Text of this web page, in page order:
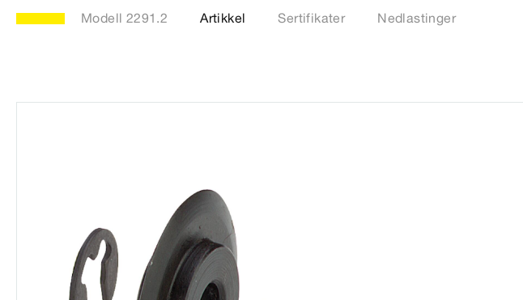
Modell 2291.2 Artikkel Sertifikater Nedlastinger